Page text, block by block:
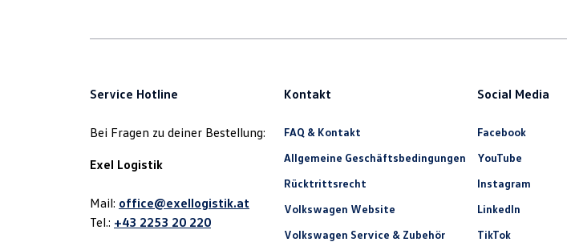
Service Hotline
Bei Fragen zu deiner Bestellung:
Exel Logistik
Mail: office@exellogistik.at
Tel.: +43 2253 20 220
Kontakt
FAQ & Kontakt
Allgemeine Geschäftsbedingungen
Rücktrittsrecht
Volkswagen Website
Volkswagen Service & Zubehör
Social Media
Facebook
YouTube
Instagram
LinkedIn
TikTok